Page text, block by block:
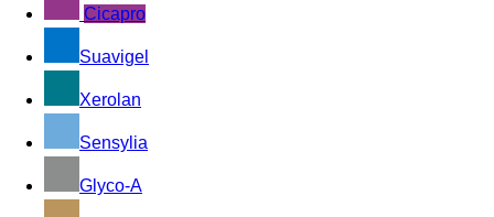
Cicapro
Suavigel
Xerolan
Sensylia
Glyco-A